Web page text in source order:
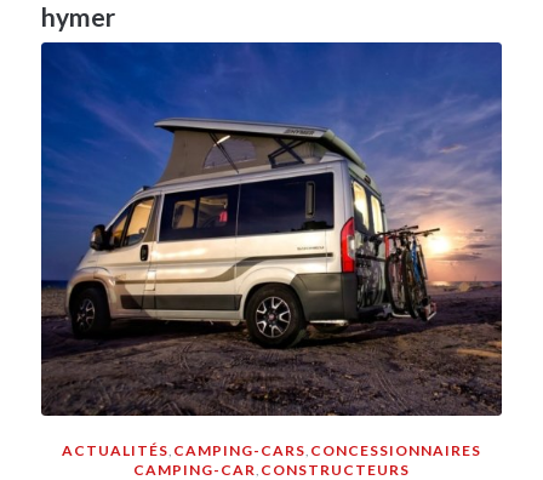
hymer
ACTUALITÉS CAMPING-CARS CONCESSIONNAIRES
CAMPING-CAR CONSTRUCTEURS